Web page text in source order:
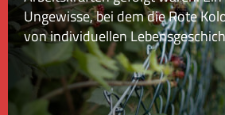
Ungewisse, bei dem die Rote
von individuellen